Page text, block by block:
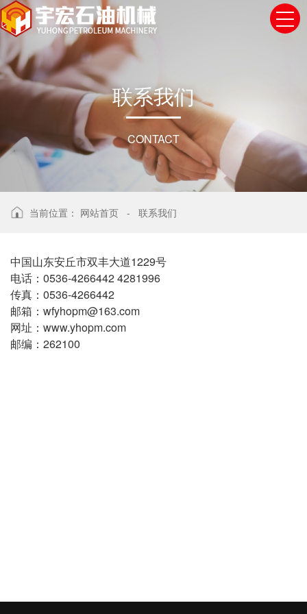
联系我们
CONTACT
当前位置： 网站首页 - 联系我们
中国山东安丘市双丰大道1229号
电话：0536-4266442 4281996
传真：0536-4266442
邮箱：wfyhopm@163.com
网址：www.yhopm.com
邮编：262100